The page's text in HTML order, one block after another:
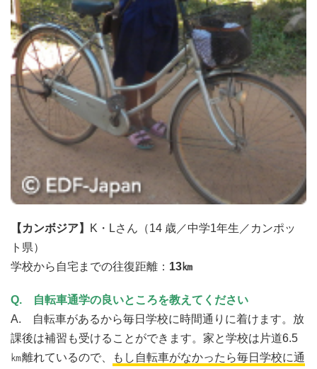
【カンボジア】
K・Lさん（14 歳／中学1年生／カンポッ
ト県）
学校から自宅までの往復距離： 13㎞
Q.
自転車通学の良いところを教えてください
A. 自転車があるから毎日学校に時間通りに着けます。 放
課後は補習も受けることができます。 家と学校は片道6.5
㎞離れているので、
もし自転車がなかったら毎日学校に通